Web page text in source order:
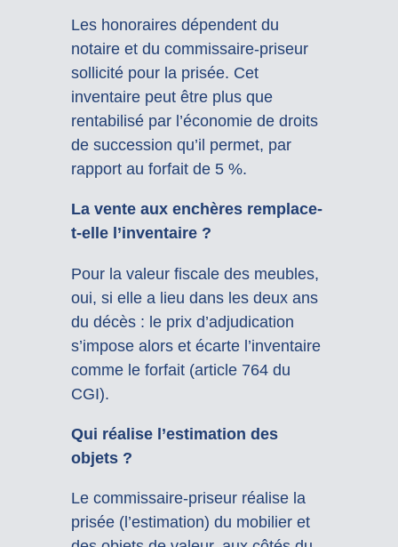
Les honoraires dépendent du
notaire et du commissaire-priseur
sollicité pour la prisée. Cet
inventaire peut être plus que
rentabilisé par l’économie de droits
de succession qu’il permet, par
rapport au forfait de 5 %.
La vente aux enchères remplace-
t-elle l’inventaire ?
Pour la valeur fiscale des meubles,
oui, si elle a lieu dans les deux ans
du décès : le prix d’adjudication
s’impose alors et écarte l’inventaire
comme le forfait (article 764 du
CGI).
Qui réalise l’estimation des
objets ?
Le commissaire-priseur réalise la
prisée (l’estimation) du mobilier et